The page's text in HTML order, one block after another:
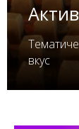
вкус